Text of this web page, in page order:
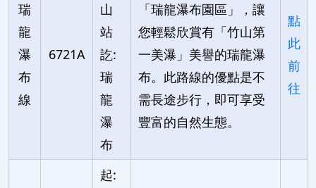
瑞
龍
瀑
布
線
6721A
山
站
訖:
瑞
龍
瀑
布
「瑞龍瀑布園區」，讓
您輕鬆欣賞有「竹山第
一美瀑」美譽的瑞龍瀑
布。此路線的優點是不
需長途步行，即可享受
豐富的自然生態。
點
此
前
往
起: